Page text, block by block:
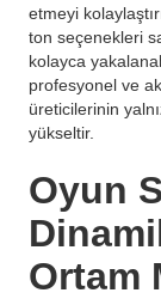
etmeyi
ton seçenekleri
kolayca
profesyonel ve
üreticilerinin
yükseltir.
Oyun
Ortam